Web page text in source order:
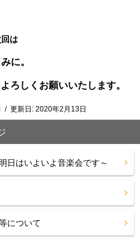
は
に。
ろしくお願いいたします。
/ 更新日: 2020年2月13日
はいよいよ音楽会です～
について